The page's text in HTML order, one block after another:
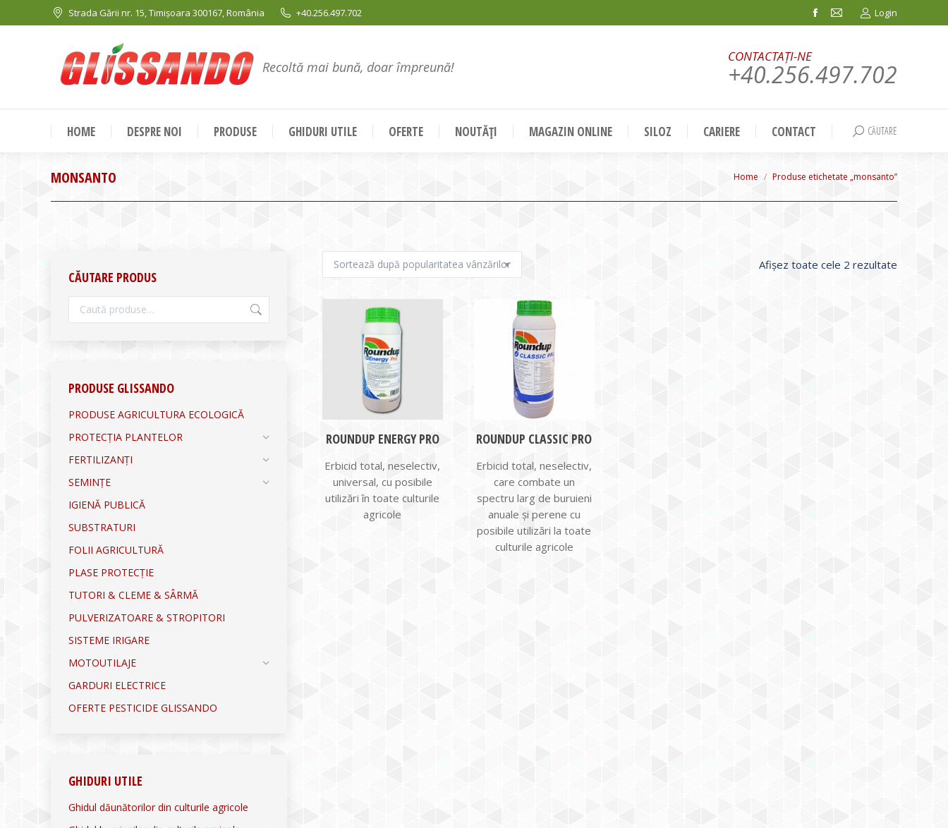
Strada Gării nr. 15, Timișoara 300167, România +40.256.497.702
Facebook
in
window
Mail
in
window
Login
Recoltă mai bună, doar împreună!
CONTACTAȚI-NE
+40.256.497.702
HOME DESPRE NOI PRODUSE GHIDURI UTILE OFERTE NOUTĂȚI MAGAZIN ONLINE SILOZ CARIERE CONTACT Search:
CĂUTARE
MONSANTO You are here:
Home Produse etichetate „monsanto”
Afișez toate cele 2 rezultate
ROUNDUP ENERGY PRO
Erbicid total, neselectiv,
universal, cu posibile
utilizări în toate culturile
agricole
ROUNDUP CLASSIC PRO
Erbicid total, neselectiv,
care combate un
spectru larg de buruieni
anuale şi perene cu
posibile utilizări la toate
culturile agricole
CĂUTARE PRODUS
PRODUSE GLISSANDO
PRODUSE AGRICULTURA ECOLOGICĂ
PROTECȚIA PLANTELOR
FERTILIZANȚI
SEMINȚE
IGIENĂ PUBLICĂ
SUBSTRATURI
FOLII AGRICULTURĂ
PLASE PROTECȚIE
TUTORI & CLEME & SÂRMĂ
PULVERIZATOARE & STROPITORI
SISTEME IRIGARE
MOTOUTILAJE
GARDURI ELECTRICE
OFERTE PESTICIDE GLISSANDO
GHIDURI UTILE
Ghidul dăunătorilor din culturile agricole